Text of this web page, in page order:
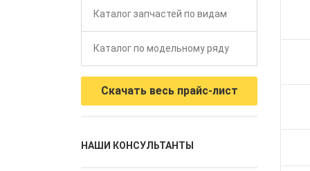
Каталог запчастей по видам
Каталог по модельному ряду
Скачать весь прайс-лист
НАШИ КОНСУЛЬТАНТЫ